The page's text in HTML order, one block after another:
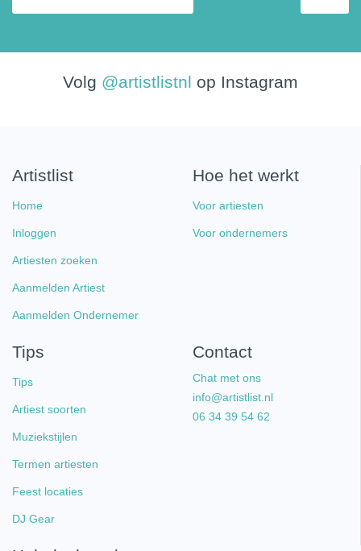
Volg @artistlistnl op Instagram
Artistlist
Home
Inloggen
Artiesten zoeken
Aanmelden Artiest
Aanmelden Ondernemer
Hoe het werkt
Voor artiesten
Voor ondernemers
Tips
Tips
Artiest soorten
Muziekstijlen
Termen artiesten
Feest locaties
DJ Gear
Contact
Chat met ons
info@artistlist.nl
06 34 39 54 62